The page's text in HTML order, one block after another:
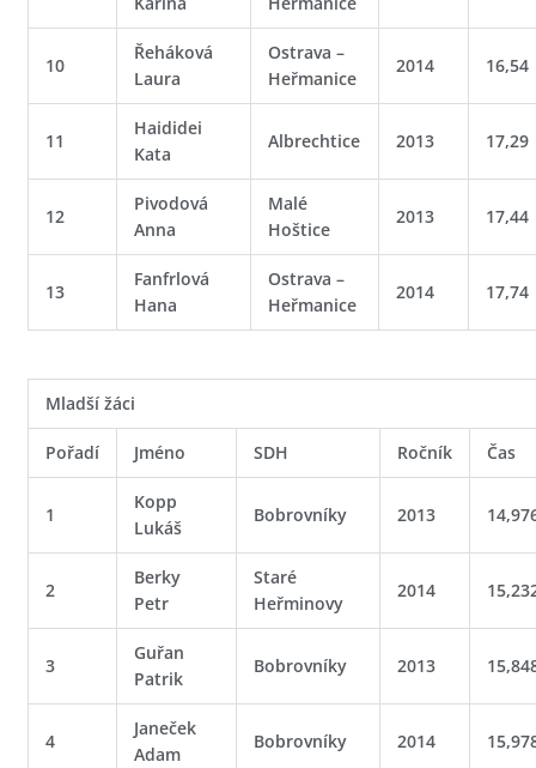
10
Řeháková
Laura
Ostrava –
Heřmanice
2014 16,54
11
Haididei
Kata
Albrechtice 2013 17,29
12
Pivodová
Anna
Malé
Hoštice
2013 17,44
13
Fanfrlová
Hana
Ostrava –
Heřmanice
2014 17,74
Mladší žáci
Pořadí Jméno SDH Ročník Čas
1
Kopp
Lukáš
Bobrovníky 2013
2
Berky
Petr
Staré
Heřminovy
2014
3
Guřan
Patrik
Bobrovníky 2013
4
Janeček
Adam
Bobrovníky 2014